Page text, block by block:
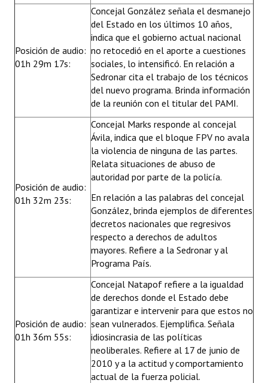
Posición de audio:
01h 29m 17s:
Concejal González señala el desmanejo
del Estado en los últimos 10 años,
indica que el gobierno actual nacional
no retocedió en el aporte a cuestiones
sociales, lo intensificó. En relación a
Sedronar cita el trabajo de los técnicos
del nuevo programa. Brinda información
de la reunión con el titular del PAMI.
Posición de audio:
01h 32m 23s:
Concejal Marks responde al concejal
Ávila, indica que el bloque FPV no avala
la violencia de ninguna de las partes.
Relata situaciones de abuso de
autoridad por parte de la policía.
En relación a las palabras del concejal
González, brinda ejemplos de diferentes
decretos nacionales que regresivos
respecto a derechos de adultos
mayores. Refiere a la Sedronar y al
Programa País.
Posición de audio:
01h 36m 55s:
Concejal Natapof refiere a la igualdad
de derechos donde el Estado debe
garantizar e intervenir para que estos no
sean vulnerados. Ejemplifica. Señala
idiosincrasia de las políticas
neoliberales. Refiere al 17 de junio de
2010 y a la actitud y comportamiento
actual de la fuerza policial.